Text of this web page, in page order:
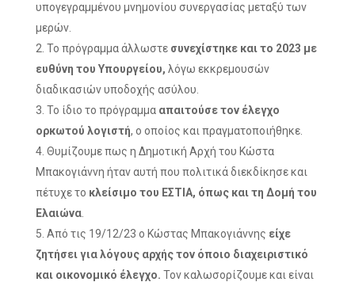
υπογεγραμμένου μνημονίου συνεργασίας μεταξύ των
μερών.
Το πρόγραμμα άλλωστε συνεχίστηκε και το 2023 με
ευθύνη του Υπουργείου, λόγω εκκρεμουσών
διαδικασιών υποδοχής ασύλου.
Το ίδιο το πρόγραμμα απαιτούσε τον έλεγχο
ορκωτού λογιστή, ο οποίος και πραγματοποιήθηκε.
Θυμίζουμε πως η Δημοτική Αρχή του Κώστα
Μπακογιάννη ήταν αυτή που πολιτικά διεκδίκησε και
πέτυχε το κλείσιμο του ΕΣΤΙΑ, όπως και τη Δομή του
Ελαιώνα.
Από τις 19/12/23 ο Κώστας Μπακογιάννης είχε
ζητήσει για λόγους αρχής τον όποιο διαχειριστικό
και οικονομικό έλεγχο. Τον καλωσορίζουμε και είναι